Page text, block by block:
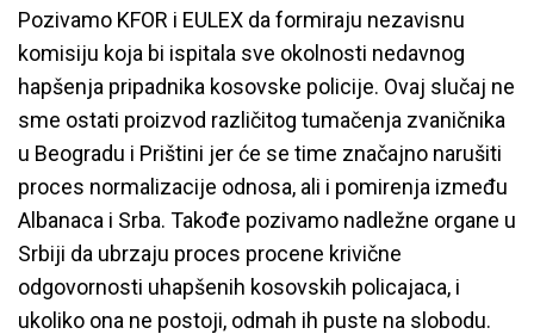
Pozivamo KFOR i EULEX da formiraju nezavisnu
komisiju koja bi ispitala sve okolnosti nedavnog
hapšenja pripadnika kosovske policije. Ovaj slučaj ne
sme ostati proizvod različitog tumačenja zvaničnika
u Beogradu i Prištini jer će se time značajno narušiti
proces normalizacije odnosa, ali i pomirenja između
Albanaca i Srba. Takođe pozivamo nadležne organe u
Srbiji da ubrzaju proces procene krivične
odgovornosti uhapšenih kosovskih policajaca, i
ukoliko ona ne postoji, odmah ih puste na slobodu.